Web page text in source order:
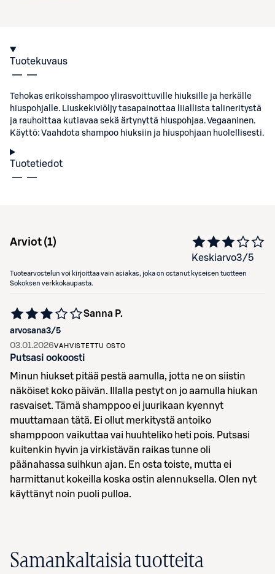
Tuotekuvaus
Tehokas erikoisshampoo ylirasvoittuville hiuksille ja herkälle
hiuspohjalle. Liuskekiviöljy tasapainottaa liiallista talineritystä
ja rauhoittaa kutiavaa sekä ärtynyttä hiuspohjaa. Vegaaninen.
Käyttö: Vaahdota shampoo hiuksiin ja hiuspohjaan huolellisesti.
Tuotetiedot
Arviot (1)
Keskiarvo3/5
Tuotearvostelun voi kirjoittaa vain asiakas, joka on ostanut kyseisen tuotteen
Sokoksen verkkokaupasta.
arvosana3/5
Sanna P.
03.01.2026VAHVISTETTU OSTO
Putsasi ookoosti
Minun hiukset pitää pestä aamulla, jotta ne on siistin
näköiset koko päivän. Illalla pestyt on jo aamulla hiukan
rasvaiset. Tämä shamppoo ei juurikaan kyennyt
muuttamaan tätä. Ei ollut merkitystä antoiko
shamppoon vaikuttaa vai huuhteliko heti pois. Putsasi
kuitenkin hyvin ja virkistävän raikas tunne oli
päänahassa suihkun ajan. En osta toiste, mutta ei
harmittanut kokeilla koska ostin alennuksella. Olen nyt
käyttänyt noin puoli pulloa.
Samankaltaisia tuotteita